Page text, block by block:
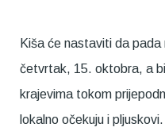
Kiša će nastaviti da pada
četvrtak, 15. oktobra, a
krajevima tokom
lokalno očekuju i